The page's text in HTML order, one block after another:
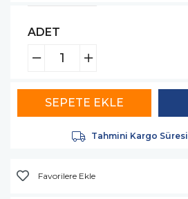
ADET
Tahmini Kargo Süresi
Favorilere Ekle